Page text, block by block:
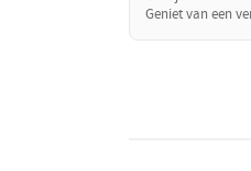
Geniet van een